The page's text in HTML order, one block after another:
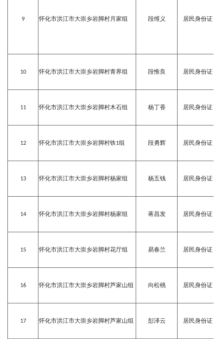
9 怀化市洪江市大崇乡岩脚村月家组 段维义 居民身份证
10 怀化市洪江市大崇乡岩脚村青界组 段惟良 居民身份证
11 怀化市洪江市大崇乡岩脚村木石组 杨丁香 居民身份证
12 怀化市洪江市大崇乡岩脚村铁1组 段勇辉 居民身份证
13 怀化市洪江市大崇乡岩脚村杨家组 杨五钱 居民身份证
14 怀化市洪江市大崇乡岩脚村杨家组 蒋昌发 居民身份证
15 怀化市洪江市大崇乡岩脚村花厅组 易春兰 居民身份证
16 怀化市洪江市大崇乡岩脚村芦家山组 向松桃 居民身份证
17 怀化市洪江市大崇乡岩脚村芦家山组 彭泽云 居民身份证